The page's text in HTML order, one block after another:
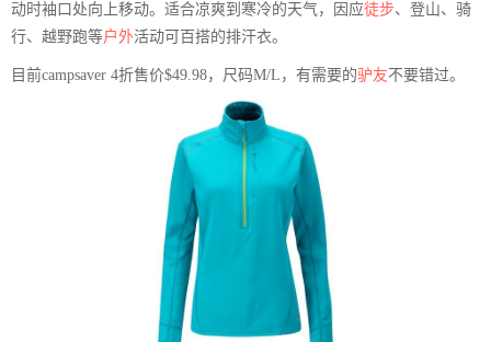
动时袖口处向上移动。适合凉爽到寒冷的天气，因应徒步、登山、骑
行、越野跑等户外活动可百搭的排汗衣。
目前campsaver 4折售价$49.98，尺码M/L，有需要的驴友不要错过。